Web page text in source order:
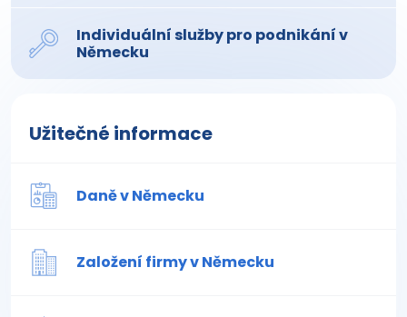
Individuální služby pro podnikání v
Německu
Užitečné informace
Daně v Německu
Založení firmy v Německu